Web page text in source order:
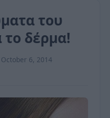
του
το δέρμα!
October 6, 2014